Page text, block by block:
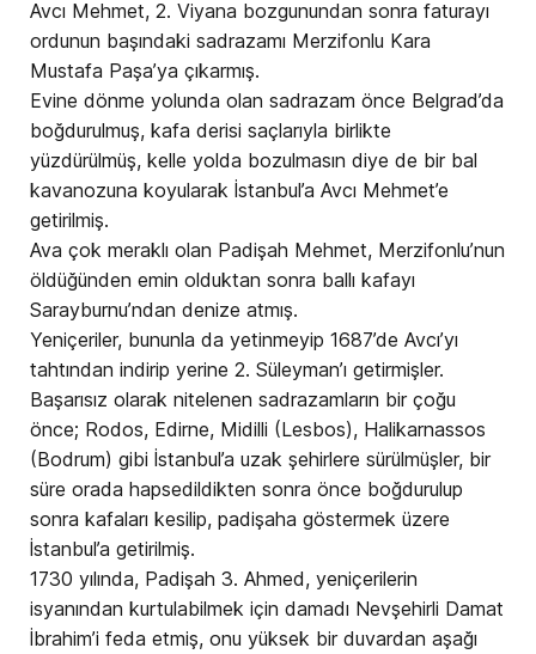
Avcı Mehmet, 2. Viyana bozgunundan sonra faturayı
ordunun başındaki sadrazamı Merzifonlu Kara
Mustafa Paşa’ya çıkarmış.
Evine dönme yolunda olan sadrazam önce Belgrad’da
boğdurulmuş, kafa derisi saçlarıyla birlikte
yüzdürülmüş, kelle yolda bozulmasın diye de bir bal
kavanozuna koyularak İstanbul’a Avcı Mehmet’e
getirilmiş.
Ava çok meraklı olan Padişah Mehmet, Merzifonlu’nun
öldüğünden emin olduktan sonra ballı kafayı
Sarayburnu’ndan denize atmış.
Yeniçeriler, bununla da yetinmeyip 1687’de Avcı’yı
tahtından indirip yerine 2. Süleyman’ı getirmişler.
Başarısız olarak nitelenen sadrazamların bir çoğu
önce; Rodos, Edirne, Midilli (Lesbos), Halikarnassos
(Bodrum) gibi İstanbul’a uzak şehirlere sürülmüşler, bir
süre orada hapsedildikten sonra önce boğdurulup
sonra kafaları kesilip, padişaha göstermek üzere
İstanbul’a getirilmiş.
1730 yılında, Padişah 3. Ahmed, yeniçerilerin
isyanından kurtulabilmek için damadı Nevşehirli Damat
İbrahim’i feda etmiş, onu yüksek bir duvardan aşağı